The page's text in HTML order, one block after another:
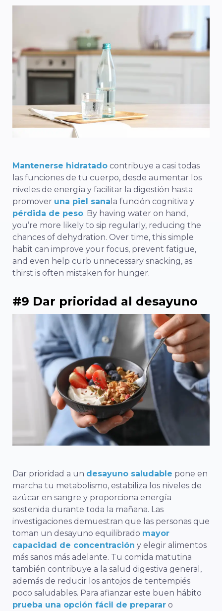
Mantenerse hidratado contribuye a casi todas
las funciones de tu cuerpo, desde aumentar los
niveles de energía y facilitar la digestión hasta
promover una piel sana la función cognitiva y
pérdida de peso. By having water on hand,
you’re more likely to sip regularly, reducing the
chances of dehydration. Over time, this simple
habit can improve your focus, prevent fatigue,
and even help curb unnecessary snacking, as
thirst is often mistaken for hunger.
#9 Dar prioridad al desayuno
Dar prioridad a un desayuno saludable pone en
marcha tu metabolismo, estabiliza los niveles de
azúcar en sangre y proporciona energía
sostenida durante toda la mañana. Las
investigaciones demuestran que las personas que
toman un desayuno equilibrado mayor
capacidad de concentración y elegir alimentos
más sanos más adelante. Tu comida matutina
también contribuye a la salud digestiva general,
además de reducir los antojos de tentempiés
poco saludables. Para afianzar este buen hábito
prueba una opción fácil de preparar o